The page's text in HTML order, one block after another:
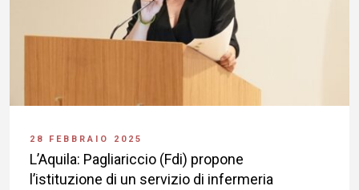
28 FEBBRAIO 2025
L’Aquila: Pagliariccio (Fdi) propone
l’istituzione di un servizio di infermeria